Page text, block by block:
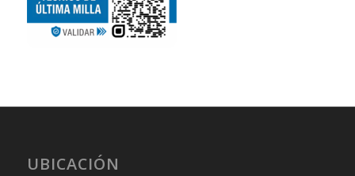
UBICACIÓN